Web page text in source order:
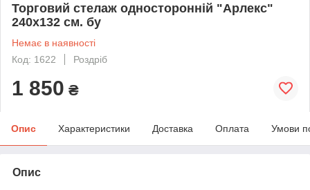
Торговий стелаж односторонній "Арлекс"
240х132 см. бу
Немає в наявності
Код: 1622
Роздріб
1 850 ₴
Опис Характеристики Доставка Оплата Умови
Опис